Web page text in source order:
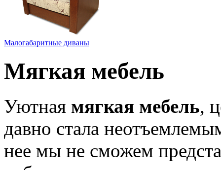
Малогабаритные диваны
Мягкая мебель
Уютная мягкая мебель,
давно стала
нее мы не сможем